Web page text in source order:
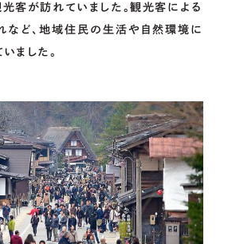
客が訪れていました。観光客による
など、地域住民の生活や自然環境に
ました。